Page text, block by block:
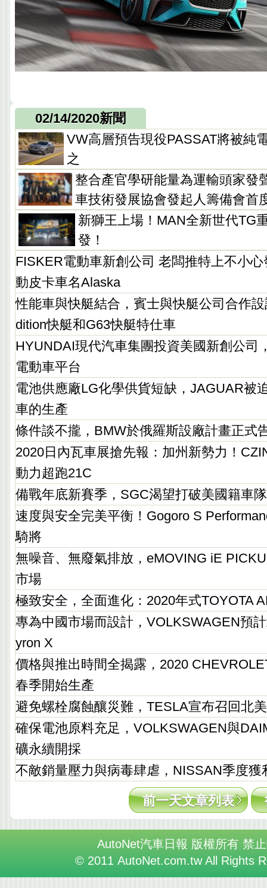
02/14/2020新聞
VW高層預告現役PASSAT將被純
之
整合產官學研能量為運輸頭家發
車技術發展協會發起人籌備會首
新獅王上場！MAN全新世代TG
發！
FISKER電動車新創公司 老闆推特上不小
動皮卡車名Alaska
性能車與快艇結合，賓士與快艇公司合作
dition快艇和G63快艇特仕車
HYUNDAI現代汽車集團投資美國新創公司
電動車平台
電池供應廠LG化學供貨短缺，JAGUAR被
車的生產
條件談不攏，BMW於俄羅斯設廠計畫正式
2020日內瓦車展搶先報：加州新勢力！
動力超跑21C
備戰年底新賽季，SGC渴望打破美國籍車
速度與安全完美平衡！Gogoro S
騎將
無噪音、無廢氣排放，eMOVING iE
市場
極致安全，全面進化：2020年式TOYOTA
專為中國市場而設計，VOLKSWAGEN預
yron X
價格與推出時間全揭露，2020
春季開始生產
避免螺栓腐蝕釀災難，TESLA宣布召回北
確保電池原料充足，VOLKSWAGEN與
礦永續開採
不敵銷量壓力與病毒肆虐，NISSAN季度獲
前一天文章列表
AutoNet汽車日報 版權所有 禁
© 2011 AutoNet.com.tw All Rights